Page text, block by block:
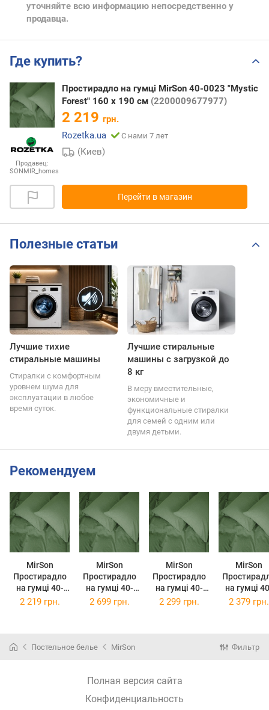
уточняйте всю информацию непосредственно у
продавца.
Где купить?
Продавец:
SONMIR_homes
Простирадло на гумці MirSon 40-0023 "Mystic
Forest" 160 х 190 см (2200009677977)
2 219 грн.
Rozetka.ua
С нами 7 лет
(Киев)
Перейти в магазин
Полезные статьи
Лучшие тихие
стиральные машины
Стиралки с комфортным
уровнем шума для
эксплуатации в любое
время суток.
Лучшие стиральные
машины с загрузкой до
8 кг
В меру вместительные,
экономичные и
функциональные стиралки
для семей с одним или
двумя детьми.
Рекомендуем
MirSon
Простирадло
на гумці 40-
0023 "Mystic
MirSon
Простирадло
на гумці 40-
0023 "Mystic
MirSon
Простирадло
на гумці 40-
0023 "Mystic
MirSon
на гумці 40-
0023
2 219 грн. 2 699 грн. 2 299 грн. 2 379 грн.
Постельное белье MirSon Фильтр
Полная версия сайта
Конфиденциальность